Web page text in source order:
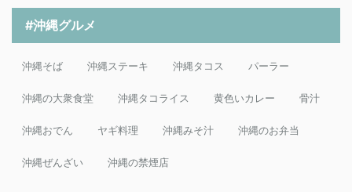
#沖縄グルメ
沖縄そば 沖縄ステーキ 沖縄タコス パーラー
沖縄の大衆食堂 沖縄タコライス 黄色いカレー 骨汁
沖縄おでん ヤギ料理 沖縄みそ汁 沖縄のお弁当
沖縄ぜんざい 沖縄の禁煙店